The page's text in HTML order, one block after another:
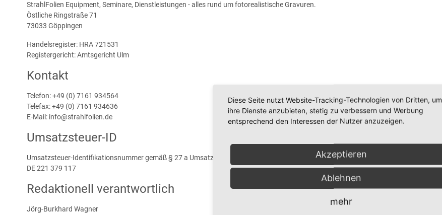
StrahlFolien Equipment, Seminare, Dienstleistungen - alles rund um fotorealistische Gravuren.
Östliche Ringstraße 71
73033 Göppingen
Handelsregister: HRA 721531
Registergericht: Amtsgericht Ulm
Kontakt
Telefon:+49 (0) 7161 934564
Telefax:+49 (0) 7161 934636
E-Mail: info@strahlfolien.de
Umsatzsteuer-ID
Umsatzsteuer-Identifikationsnummer gemäß § 27 a Umsatzsteuergesetz:
DE221 379 117
Redaktionell verantwortlich
Jörg-Burkhard Wagner
Diese Seite nutzt Website-Tracking-Technologien von Dritten, um
ihre Dienste anzubieten, stetig zu verbessern und Werbung
entsprechend den Interessen der Nutzer anzuzeigen.
Akzeptieren
Ablehnen
mehr